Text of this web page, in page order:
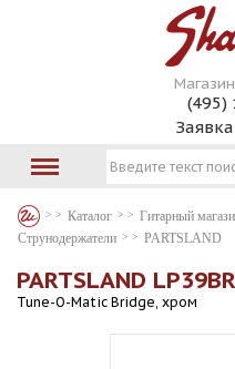
(495)
Каталог Гитарный
Струнодержатели
PARTSLAND
PARTSLAND
Tune-O-Matic Bridge, хром